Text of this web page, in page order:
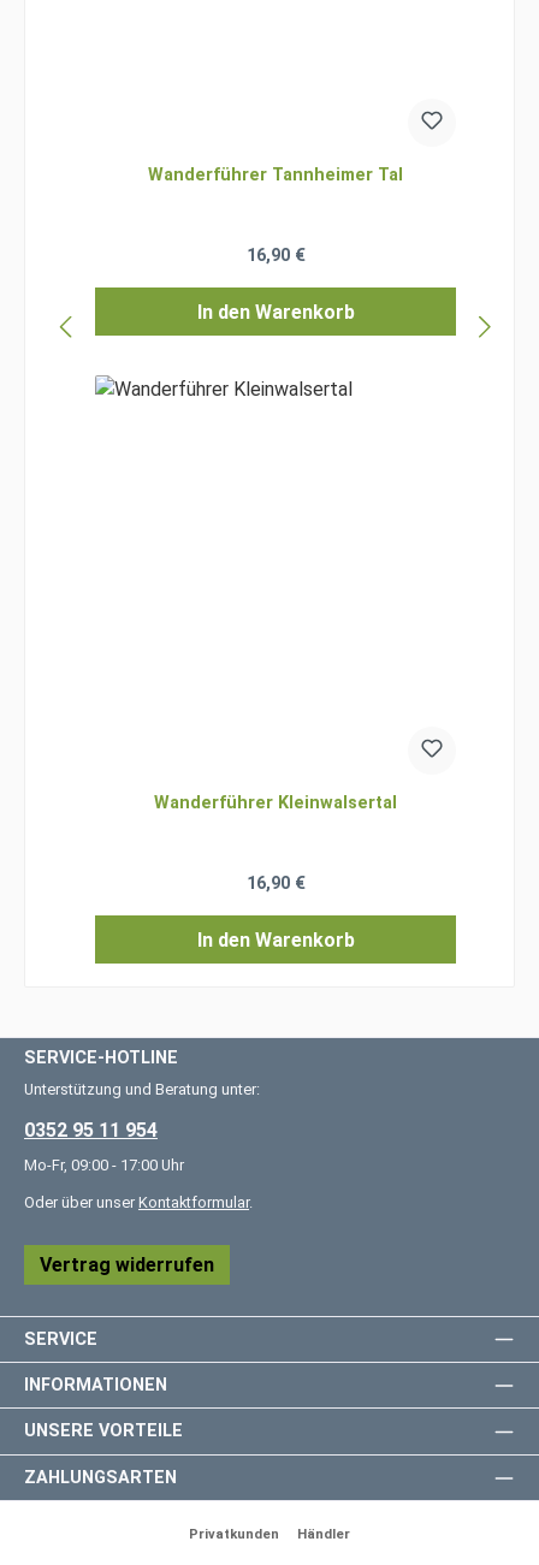
Wanderführer Tannheimer Tal
Regulärer Preis:
16,90 €
In den Warenkorb
Wanderführer Kleinwalsertal
Regulärer Preis:
16,90 €
In den Warenkorb
SERVICE-HOTLINE
Unterstützung und Beratung unter:
0352 95 11 954
Mo-Fr, 09:00 - 17:00 Uhr
Oder über unser Kontaktformular.
Vertrag widerrufen
SERVICE
INFORMATIONEN
UNSERE VORTEILE
ZAHLUNGSARTEN
Privatkunden Händler